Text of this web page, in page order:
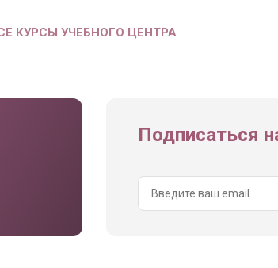
КУРСЫ УЧЕБНОГО ЦЕНТРА
Подписаться